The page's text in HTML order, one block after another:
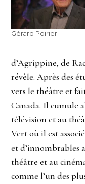
Gérard Poirier
d’Agrippine, de
révèle. Après des
vers le théâtre et
Canada. Il cumule
télévision et au
Vert où il est
et d’innombrables
théâtre et au
comme l’un des